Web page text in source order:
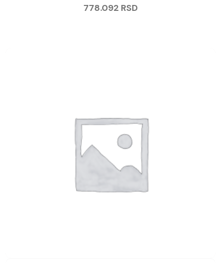
778.092 RSD